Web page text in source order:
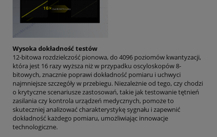
Wysoka dokładność testów
12-bitowa rozdzielczość pionowa, do 4096 poziomów kwantyzacji,
która jest 16 razy wyższa niż w przypadku oscyloskopów 8-
bitowych, znacznie poprawi dokładność pomiaru i uchwyci
najmniejsze szczegóły w przebiegu. Niezależnie od tego, czy chodzi
o krytyczne scenariusze zastosowań, takie jak testowanie tętnień
zasilania czy kontrola urządzeń medycznych, pomoże to
skuteczniej analizować charakterystykę sygnału i zapewnić
dokładność każdego pomiaru, umożliwiając innowacje
technologiczne.